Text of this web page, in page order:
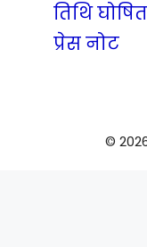
तिथि
प्रेस नोट
©